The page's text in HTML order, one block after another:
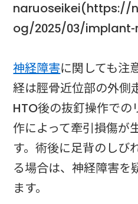
naruoseikei(https://
og/2025/03/
神経障害に関しても注
経は脛骨近位部の外側
HTO後の抜釘操作での
作によって牽引損傷が
す。術後に足背のしび
る場合は、神経障害を
ます。